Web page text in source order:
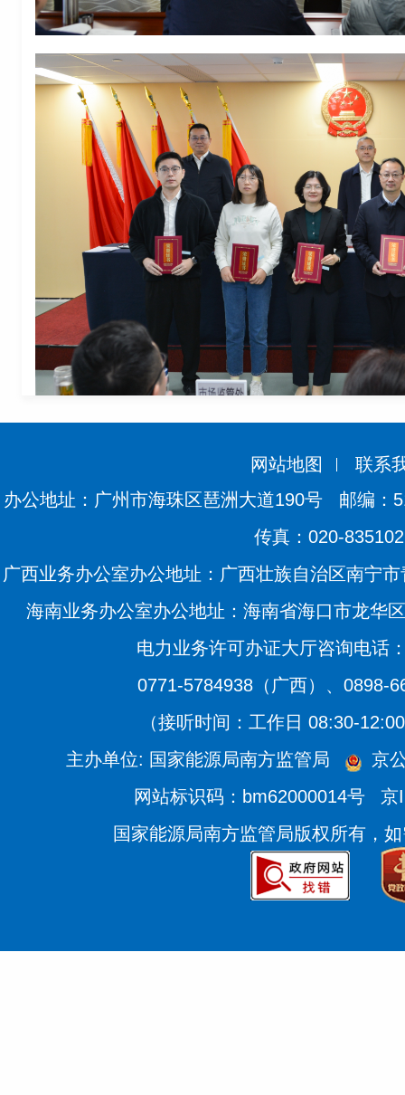
网站地图
联系
办公地址：广州市海珠区琶洲大道190号
邮编：
传真：020-
广西业务办公室办公地址：广西壮族自治区南宁
海南业务办公室办公地址：海南省海口市龙华
电力业务许可办证大厅咨询电话
0771-5784938（广西）、0898-
（接听时间：工作日 08:30-
主办单位: 国家能源局南方监管局
京
网站标识码：bm62000014号
京
国家能源局南方监管局版权所有，